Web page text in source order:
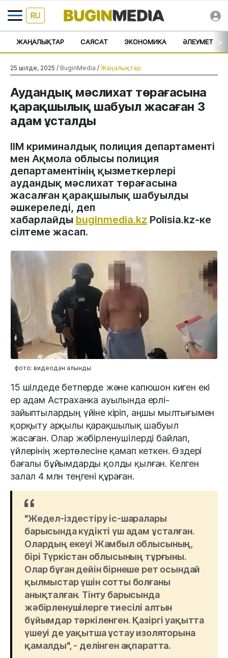
RU
ЖАҢАЛЫҚТАР САЯСАТ ЭКОНОМИКА ӘЛЕУМЕТ >
25 шілде, 2025 / BuginMedia / Жаңалықтар
Аудандық мәслихат төрағасына
қарақшылық шабуыл жасаған 3
адам ұсталды
ІІМ криминалдық полиция департаменті
мен Ақмола облысы полиция
департаментінің қызметкерлері
аудандық мәслихат төрағасына
жасалған қарақшылық шабуылды
әшкереледі, деп
хабарлайды buginmedia.kz Polisia.kz-ке
сілтеме жасап.
фото: видеодан алынды
15 шілдеде бетперде және капюшон киген екі
ер адам Астраханка ауылында ерлі-
зайыптылардың үйіне кіріп, аңшы мылтығымен
қорқыту арқылы қарақшылық шабуыл
жасаған. Олар жәбірленушілерді байлап,
үйлерінің жертөлесіне қамап кеткен. Өздері
бағалы бұйымдарды қолды қылған. Келген
залал 4 млн теңгені құраған.
"Жедел-іздестіру іс-шаралары
барысында күдікті үш адам ұсталған.
Олардың екеуі Жамбыл облысының,
бірі Түркістан облысының тұрғыны.
Олар бұған дейін бірнеше рет осындай
қылмыстар үшін сотты болғаны
анықталған. Тінту барысында
жәбірленушілерге тиесілі алтын
бұйымдар тәркіленген. Қазіргі уақытта
үшеуі де уақытша ұстау изоляторына
қамалды", - делінген ақпаратта.